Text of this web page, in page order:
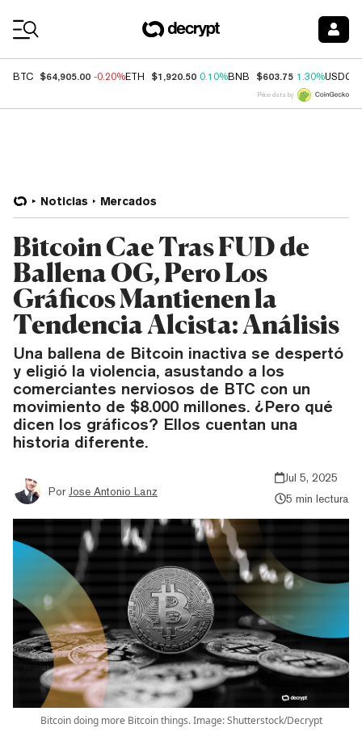
BTC $64,905.00 -0.20%ETH $1,920.50 0.10%BNB $603.75 1.30%USDC
Price data by
Noticias Mercados
Bitcoin Cae Tras FUD de
Ballena OG, Pero Los
Gráficos Mantienen la
Tendencia Alcista: Análisis
Una ballena de Bitcoin inactiva se despertó
y eligió la violencia, asustando a los
comerciantes nerviosos de BTC con un
movimiento de $8.000 millones. ¿Pero qué
dicen los gráficos? Ellos cuentan una
historia diferente.
Por Jose Antonio Lanz
Jul 5, 2025
5 min lectura
Bitcoin doing more Bitcoin things. Image: Shutterstock/Decrypt